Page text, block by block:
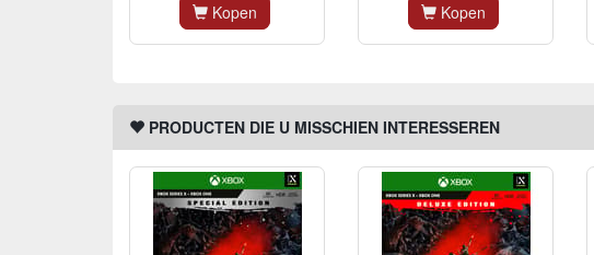
Kopen Kopen
PRODUCTEN DIE U MISSCHIEN INTERESSEREN